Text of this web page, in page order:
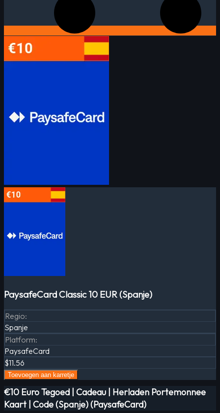
PaysafeCard Classic 10 EUR (Spanje)
Regio:
Spanje
Platform:
PaysafeCard
$11.56
Toevoegen aan karretje
€10 Euro Tegoed | Cadeau | Herladen Portemonnee
Kaart | Code (Spanje) (PaysafeCard)